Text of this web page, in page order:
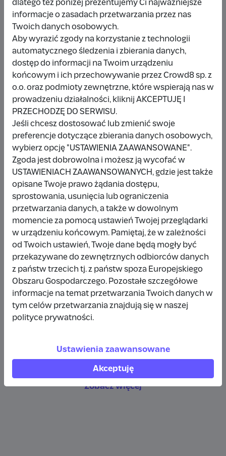
Udostępnij
Wpłacający/a
Aneta Ropek
50 zł miesiąc temu
Wpłata anonimowa
300 zł miesiąc temu
Wpłata anonimowa
25 zł miesiąc temu
Darek Daro
25 zł miesiąc temu
miesiąc temu
Zobacz więcej
dlatego też poniżej prezentujemy Ci najważniejsze
informacje o zasadach przetwarzania przez nas
Twoich danych osobowych.
Aby wyrazić zgody na korzystanie z technologii
automatycznego śledzenia i zbierania danych,
dostęp do informacji na Twoim urządzeniu
końcowym i ich przechowywanie przez Crowd8 sp. z
o.o. oraz podmioty zewnętrzne, które wspierają nas w
prowadzeniu działalności, kliknij AKCEPTUJĘ I
PRZECHODZĘ DO SERWISU.
Jeśli chcesz dostosować lub zmienić swoje
preferencje dotyczące zbierania danych osobowych,
wybierz opcję "USTAWIENIA ZAAWANSOWANE".
Zgoda jest dobrowolna i możesz ją wycofać w
USTAWIENIACH ZAAWANSOWANYCH, gdzie jest także
opisane Twoje prawo żądania dostępu,
sprostowania, usunięcia lub ograniczenia
przetwarzania danych, a także w dowolnym
momencie za pomocą ustawień Twojej przeglądarki
w urządzeniu końcowym. Pamiętaj, że w zależności
od Twoich ustawień, Twoje dane będą mogły być
przekazywane do zewnętrznych odbiorców danych
z państw trzecich tj. z państw spoza Europejskiego
Obszaru Gospodarczego. Pozostałe szczegółowe
informacje na temat przetwarzania Twoich danych w
tym celów przetwarzania znajdują się w naszej
polityce prywatności.
Ustawienia zaawansowane
Akceptuję